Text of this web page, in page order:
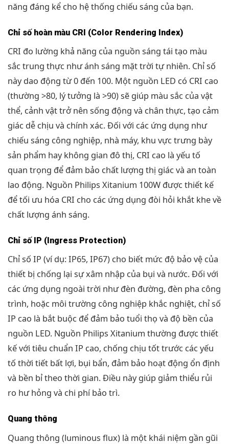
năng đáng kể cho hệ thống chiếu sáng của bạn.
Chỉ số hoàn màu CRI (Color Rendering Index)
CRI đo lường khả năng của nguồn sáng tái tạo màu
sắc trung thực như ánh sáng mặt trời tự nhiên. Chỉ số
này dao động từ 0 đến 100. Một nguồn LED có CRI cao
(thường >80, lý tưởng là >90) sẽ giúp màu sắc của vật
thể, cảnh vật trở nên sống động và chân thực, tạo cảm
giác dễ chịu và chính xác. Đối với các ứng dụng như
chiếu sáng công nghiệp, nhà máy, khu vực trưng bày
sản phẩm hay không gian đô thị, CRI cao là yếu tố
quan trọng để đảm bảo chất lượng thị giác và an toàn
lao động. Nguồn Philips Xitanium 100W được thiết kế
để tối ưu hóa CRI cho các ứng dụng đòi hỏi khắt khe về
chất lượng ánh sáng.
Chỉ số IP (Ingress Protection)
Chỉ số IP (ví dụ: IP65, IP67) cho biết mức độ bảo vệ của
thiết bị chống lại sự xâm nhập của bụi và nước. Đối với
các ứng dụng ngoài trời như đèn đường, đèn pha công
trình, hoặc môi trường công nghiệp khắc nghiệt, chỉ số
IP cao là bắt buộc để đảm bảo tuổi thọ và độ bền của
nguồn LED. Nguồn Philips Xitanium thường được thiết
kế với tiêu chuẩn IP cao, chống chịu tốt trước các yếu
tố thời tiết bất lợi, bụi bẩn, đảm bảo hoạt động ổn định
và bền bỉ theo thời gian. Điều này giúp giảm thiểu rủi
ro hư hỏng và chi phí bảo trì.
Quang thông
Quang thông (luminous flux) là một khái niệm gần gũi